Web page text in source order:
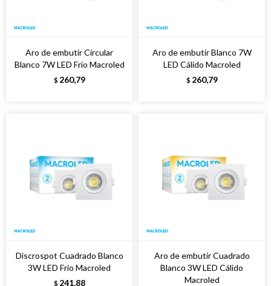
Aro de embutir Circular
Blanco 7W LED Frío Macroled
$ 260,79
Aro de embutir Blanco 7W
LED Cálido Macroled
$ 260,79
Discrospot Cuadrado Blanco
3W LED Frío Macroled
$ 241,88
Aro de embutir Cuadrado
Blanco 3W LED Cálido
Macroled